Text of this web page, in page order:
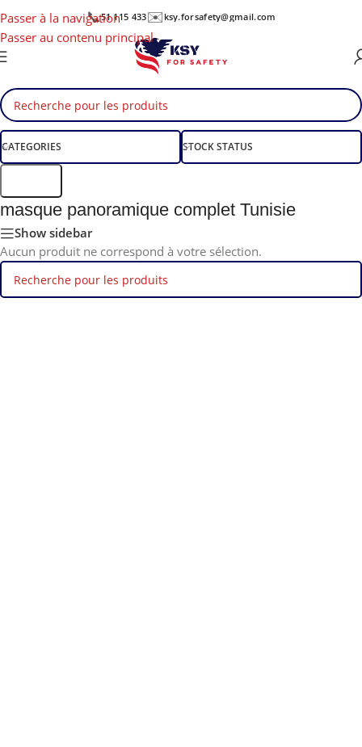
Passer à la navigation
Passer au contenu principal
📞51 115 433✉️ ksy.forsafety@gmail.com
CATEGORIES STOCK STATUS
masque panoramique complet Tunisie
Show sidebar
Aucun produit ne correspond à votre sélection.